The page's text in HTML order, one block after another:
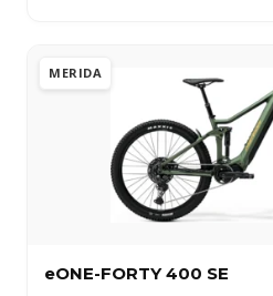
MERIDA
eONE-FORTY 400 SE